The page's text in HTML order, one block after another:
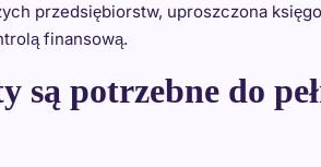
przedsiębiorstw, uproszczona
finansową.
są potrzebne do